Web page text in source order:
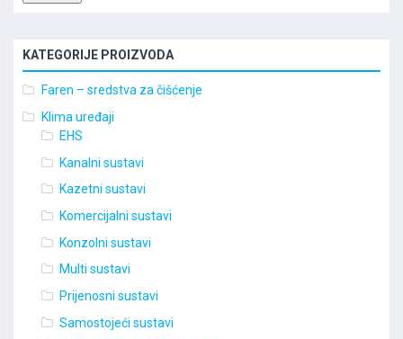
KATEGORIJE PROIZVODA
Faren – sredstva za čišćenje
Klima uređaji
EHS
Kanalni sustavi
Kazetni sustavi
Komercijalni sustavi
Konzolni sustavi
Multi sustavi
Prijenosni sustavi
Samostojeći sustavi